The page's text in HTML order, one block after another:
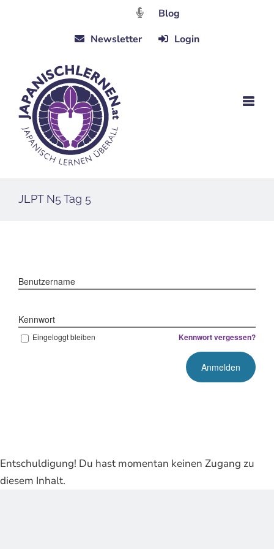
Blog
Newsletter
Login
JLPT N5 Tag 5
Benutzername
Kennwort
Eingeloggt bleiben Kennwort vergessen?
Entschuldigung! Du hast momentan keinen Zugang zu
diesem Inhalt.